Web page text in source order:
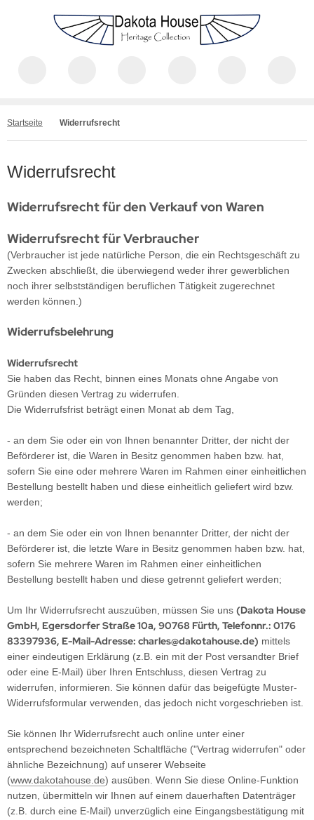
Startseite Widerrufsrecht
Widerrufsrecht
Widerrufsrecht für den Verkauf von Waren
Widerrufsrecht für Verbraucher
(Verbraucher ist jede natürliche Person, die ein Rechtsgeschäft zu
Zwecken abschließt, die überwiegend weder ihrer gewerblichen
noch ihrer selbstständigen beruflichen Tätigkeit zugerechnet
werden können.)
Widerrufsbelehrung
Widerrufsrecht
Sie haben das Recht, binnen eines Monats ohne Angabe von
Gründen diesen Vertrag zu widerrufen.
Die Widerrufsfrist beträgt einen Monat ab dem Tag
- an dem Sie oder ein von Ihnen benannter Dritter, der nicht der
Beförderer ist, die Waren in Besitz genommen haben bzw. hat,
sofern Sie eine oder mehrere Waren im Rahmen einer einheitlichen
Bestellung bestellt haben und diese einheitlich geliefert wird bzw.
werden;
- an dem Sie oder ein von Ihnen benannter Dritter, der nicht der
Beförderer ist, die letzte Ware in Besitz genommen haben bzw. hat,
sofern Sie mehrere Waren im Rahmen einer einheitlichen
Bestellung bestellt haben und diese getrennt geliefert werden;
Um Ihr Widerrufsrecht auszuüben, müssen Sie uns (Dakota House
GmbH, Egersdorfer Straße 10a, 90768 Fürth, Telefonnr.: 0176
83397936, E-Mail-Adresse: charles@dakotahouse.de) mittels
einer eindeutigen Erklärung (z.B. ein mit der Post versandter Brief
oder eine E-Mail) über Ihren Entschluss, diesen Vertrag zu
widerrufen, informieren. Sie können dafür das beigefügte Muster-
Widerrufsformular verwenden, das jedoch nicht vorgeschrieben ist.
Sie können Ihr Widerrufsrecht auch online unter einer
entsprechend bezeichneten Schaltfläche ("Vertrag widerrufen" oder
ähnliche Bezeichnung) auf unserer Webseite
(www.dakotahouse.de) ausüben. Wenn Sie diese Online-Funktion
nutzen, übermitteln wir Ihnen auf einem dauerhaften Datenträger
(z.B. durch eine E-Mail) unverzüglich eine Eingangsbestätigung mit